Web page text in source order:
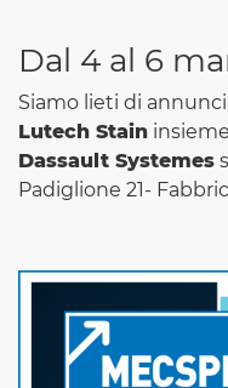
Dal 4 al 6
Siamo lieti di
Lutech Stain
Dassault Systemes
Padiglione 21-